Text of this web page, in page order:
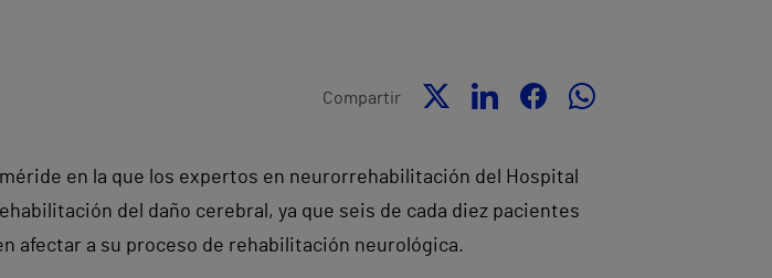
Compartir
en la que los expertos en neurorrehabilitación del Hospital
del daño cerebral, ya que seis de cada diez pacientes
afectar a su proceso de rehabilitación neurológica.